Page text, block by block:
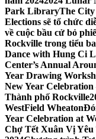
Park LibraryThe City
Elections sẽ tổ chức
về cuộc bầu cử bỏ
Rockville trong tiểu
Dance with Hung Ci
Center’s Annual
Year Drawing
New Year
Thành phố Rockville
WestField Wheaton
Year Celebration at
Chợ Tết Xuân Vị